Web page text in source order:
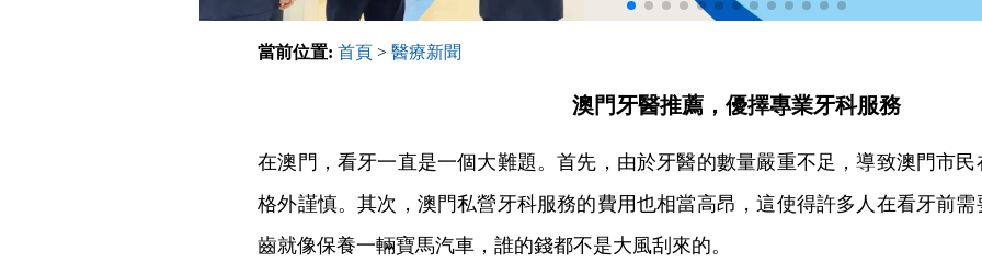
當前位置: 首頁 >醫療新聞
澳門牙醫推薦，優擇專業牙科服務
在澳門，看牙一直是一個大難題。首先，由於牙醫的數量嚴重不足，導致澳門市
格外謹慎。其次，澳門私營牙科服務的費用也相當高昂，這使得許多人在看牙前
齒就像保養一輛寶馬汽車，誰的錢都不是大風刮來的。